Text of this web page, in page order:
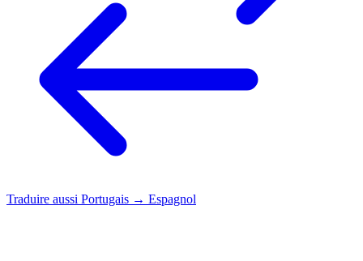
Traduire aussi Portugais → Espagnol